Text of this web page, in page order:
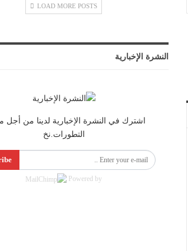
LOAD MORE POSTS
النشرة الإخبارية
اشترك في النشرة الإخبارية لدينا من أجل
التطورات.نخ
Powered by